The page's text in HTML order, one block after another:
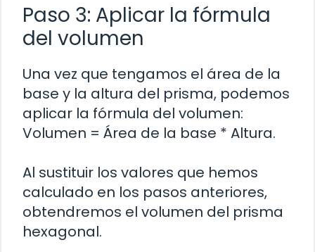
Paso 3: Aplicar la fórmula
del volumen
Una vez que tengamos el área de la
base y la altura del prisma, podemos
aplicar la fórmula del volumen:
Volumen = Área de la base * Altura.
Al sustituir los valores que hemos
calculado en los pasos anteriores,
obtendremos el volumen del prisma
hexagonal.